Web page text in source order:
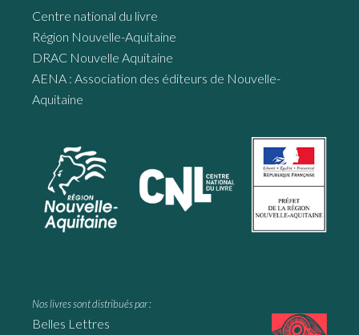
Centre national du livre
Région Nouvelle-Aquitaine
DRAC Nouvelle Aquitaine
AENA : Association des éditeurs de Nouvelle-
Aquitaine
Nos livres sont distribués par :
Belles Lettres